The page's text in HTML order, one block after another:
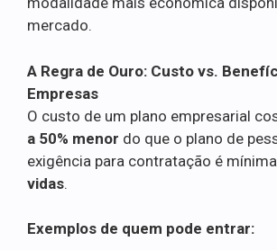
mercado.
A Regra de Ouro: Custo vs.
Empresas
O custo de um plano empresarial
a 50% menor do que o plano de
exigência para contratação é
vidas.
Exemplos de quem pode entrar: